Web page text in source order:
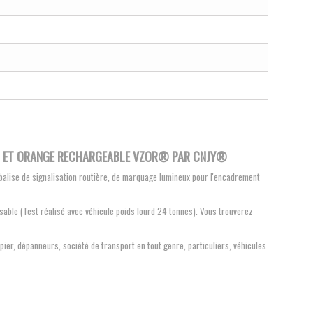
ORANGE RECHARGEABLE VZOR® PAR CNJY®
de signalisation routière, de marquage lumineux pour l'encadrement
(Test réalisé avec véhicule poids lourd 24 tonnes). Vous trouverez
dépanneurs, société de transport en tout genre, particuliers, véhicules